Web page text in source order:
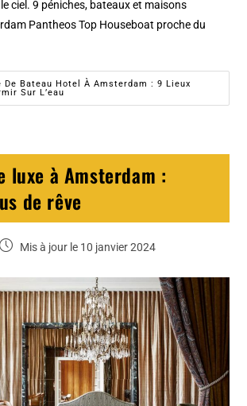
ciel. 9 péniches, bateaux et maisons
Pantheos Top Houseboat proche du
De Bateau Hotel À Amsterdam : 9 Lieux
Sur L’eau
luxe à Amsterdam :
de rêve
Mis à jour le 10 janvier 2024